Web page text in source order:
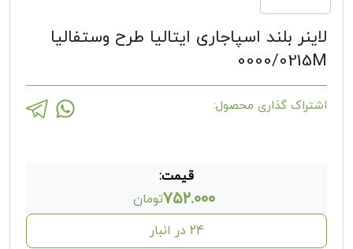
لاینر بلند اسپاجاری ایتالیا طرح وستفالیا
0000/0215M
اشتراک گذاری محصول:
قیمت:
تومان
24 در انبار